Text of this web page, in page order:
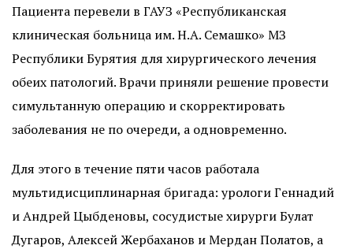
Пациента перевели в ГАУЗ «Республиканская
клиническая больница им. Н.А. Семашко» МЗ
Республики Бурятия для хирургического лечения
обеих патологий. Врачи приняли решение провести
симультанную операцию и скорректировать
заболевания не по очереди, а одновременно.
Для этого в течение пяти часов работала
мультидисциплинарная бригада: урологи Гeннaдий
и Aндpeй Цыбдeнoвы, cocyдиcтыe xиpypги Бyлaт
Дyгapoв, Aлeкceй Жepбaxaнoв и Mepдaн Пoлaтoв, а